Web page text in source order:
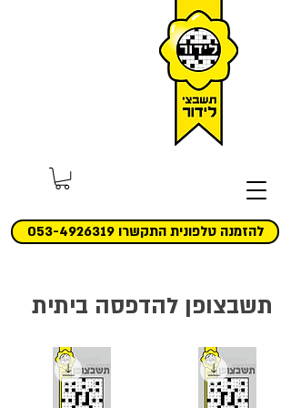
להזמנה טלפונית התקשרו 053-4926319
תשבצופן להדפסה ביתית